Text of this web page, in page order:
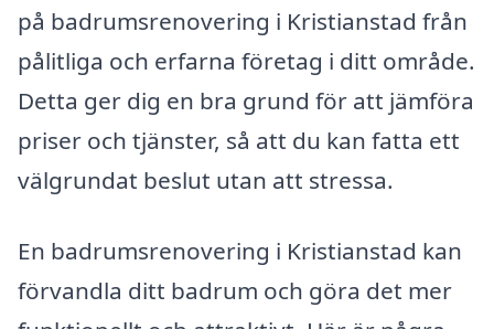
på badrumsrenovering i Kristianstad från
pålitliga och erfarna företag i ditt område.
Detta ger dig en bra grund för att jämföra
priser och tjänster, så att du kan fatta ett
välgrundat beslut utan att stressa.
En badrumsrenovering i Kristianstad kan
förvandla ditt badrum och göra det mer